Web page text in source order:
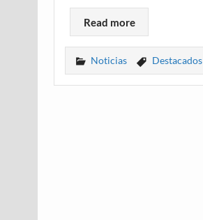
Read more
Noticias Destacados